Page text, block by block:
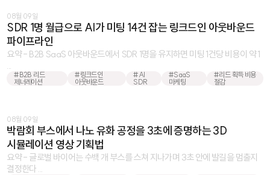
08월 09일
SDR 1명 월급으로 AI가 미팅 14건 잡는 링크드인 아웃바운드
파이프라인
요약 - B2B SaaS 아웃바운드에서 SDR 1명을 유지하면 미팅 1건당 비용이 약 1
#B2B 리드
제너레이션
#링크드인
아웃바운드
#AI
SDR
#SaaS
마케팅
#리드 획득 비용
절감
08월 09일
박람회 부스에서 나노 유화 공정을 3초에 증명하는 3D
시뮬레이션 영상 기획법
요약 - 글로벌 바이어는 수백 개 부스를 스쳐 지나가며 3초 안에 발길을 멈출지
결정한다 ...